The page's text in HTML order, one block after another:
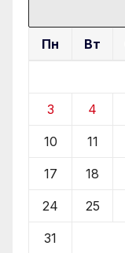
Пн Вт
3 4
10 11
17 18
24 25
31